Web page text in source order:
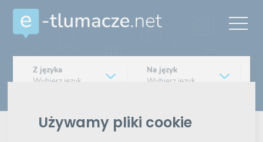
Używamy pliki cookie
Z języka
Wybierz język
Na język
Wybierz język
Pisemne czy ustne